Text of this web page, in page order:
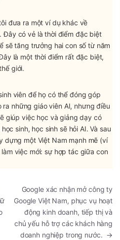
đưa ra một ví dụ khác về
Đây có vẻ là thời điểm đặc biệt
sẽ tăng trưởng hai con số từ năm
là một thời điểm rất đặc biệt,
giới.
viên để họ có thể đóng góp
những giáo viên AI, nhưng điều
giúp việc học và giảng dạy có
sinh, học sinh sẽ hỏi AI. Và sau
dựng một Việt Nam mạnh mẽ (ví
việc mới: sự hợp tác giữa con
Google xác nhận mở công ty
Google Việt Nam, phục vụ hoạt
động kinh doanh, tiếp thị và
chủ yếu hỗ trợ các khách hàng
doanh nghiệp trong nước. →